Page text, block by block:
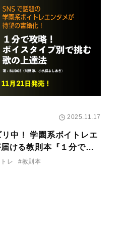
2025.11.17
リ中！ 学園系ボイトレエ
ける教則本『１分で攻
挑む歌の上達法』が
レ #教則本